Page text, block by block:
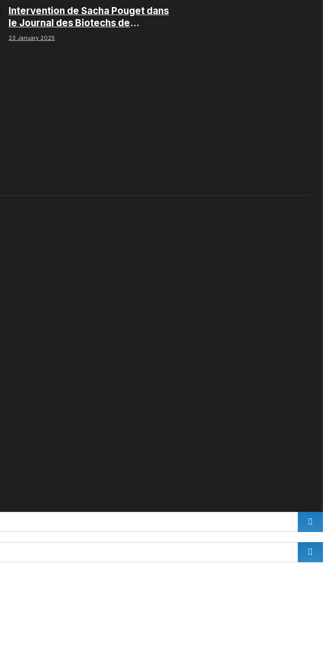
Intervention de Sacha Pouget dans
le Journal des Biotechs de
Boursorama
23 January 2025